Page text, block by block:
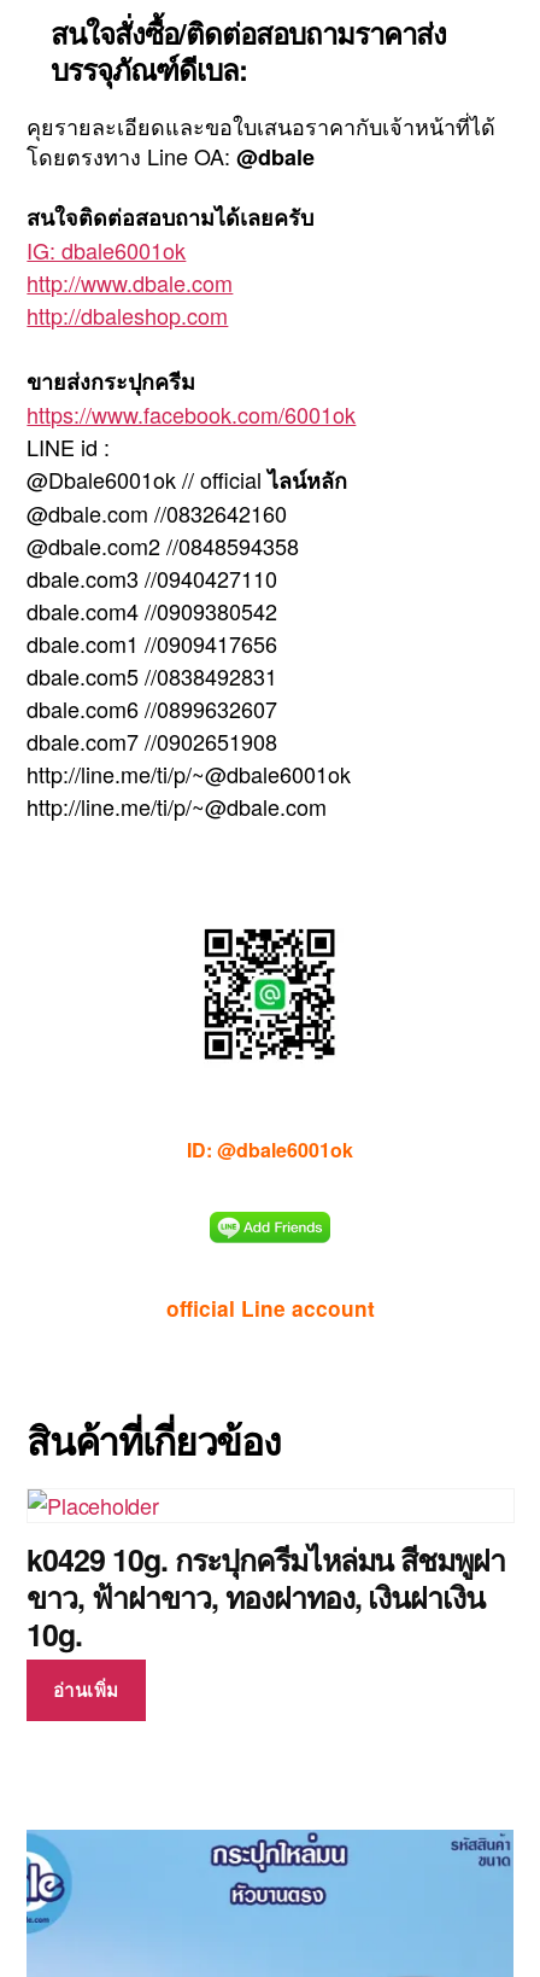
สนใจสั่งซื้อ/ติดต่อสอบถามราคาส่ง
บรรจุภัณฑ์ดีเบล:
คุยรายละเอียดและขอใบเสนอราคากับเจ้าหน้าที่ได้
โดยตรงทาง Line OA:@dbale
สนใจติดต่อสอบถามได้เลยครับ
IG: dbale6001ok
http://www.dbale.com
http://dbaleshop.com
ขายส่งกระปุกครีม
https://www.facebook.com/6001ok
LINE id :
@Dbale6001ok // officialไลน์หลัก
@dbale.com //0832642160
@dbale.com2 //0848594358
dbale.com3 //0940427110
dbale.com4 //0909380542
dbale.com1 //0909417656
dbale.com5 //0838492831
dbale.com6 //0899632607
dbale.com7 //0902651908
http://line.me/ti/p/~@dbale6001ok
http://line.me/ti/p/~@dbale.com
ID: @dbale6001ok
official Line account
สินค้าที่เกี่ยวข้อง
k0429 10g. กระปุกครีมไหล่มน สีชมพูฝา
ขาว, ฟ้าฝาขาว, ทองฝาทอง, เงินฝาเงิน
10g.
อ่านเพิ่ม